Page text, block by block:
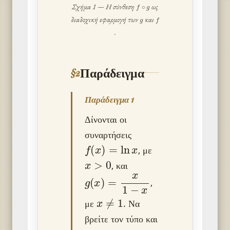
Σχήμα 1 — Η σύνθεση f∘
ως
διαδοχική εφαρμογή των και
.
§2Παράδειγμα
Παράδειγμα 1
Δίνονται οι
συναρτήσεις
f(x)=lnx
, με
x >0
, και
( ) x x
,
με
1
. Να
βρείτε τον τύπο και